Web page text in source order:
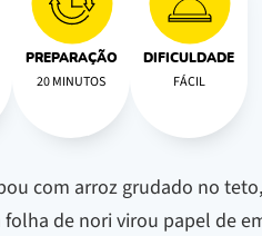
PREPARAÇÃO
20 MINUTOS
DIFICULDADE
FÁCIL
com arroz grudado no
de nori virou papel de